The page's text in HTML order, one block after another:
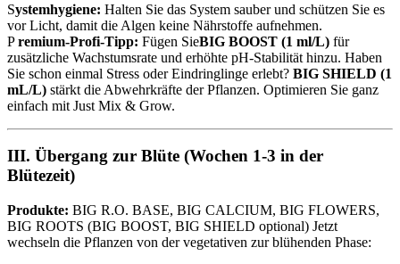
Systemhygiene: Halten Sie das System sauber und schützen Sie es
vor Licht, damit die Algen keine Nährstoffe aufnehmen.
Premium-Profi-Tipp: Fügen SieBIG BOOST (1 ml/L) für
zusätzliche Wachstumsrate und erhöhte pH-Stabilität hinzu. Haben
Sie schon einmal Stress oder Eindringlinge erlebt? BIG SHIELD (1
mL/L) stärkt die Abwehrkräfte der Pflanzen. Optimieren Sie ganz
einfach mit Just Mix & Grow.
III. Übergang zur Blüte (Wochen 1-3 in der
Blütezeit)
Produkte: BIG R.O. BASE, BIG CALCIUM, BIG FLOWERS,
BIG ROOTS (BIG BOOST, BIG SHIELD optional) Jetzt
wechseln die Pflanzen von der vegetativen zur blühenden Phase: